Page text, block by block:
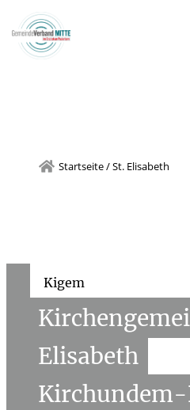
Startseite/St. Elisabeth
Kigem
Elisabeth
Kirchundem-